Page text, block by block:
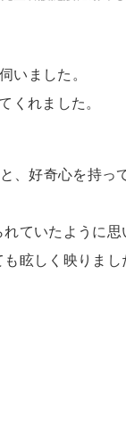
いました。
くれました。
、好奇心を持っ
ていたように思
眩しく映りまし